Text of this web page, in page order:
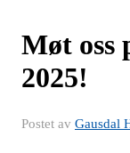
Møt oss
2025!
Postet av Gausdal